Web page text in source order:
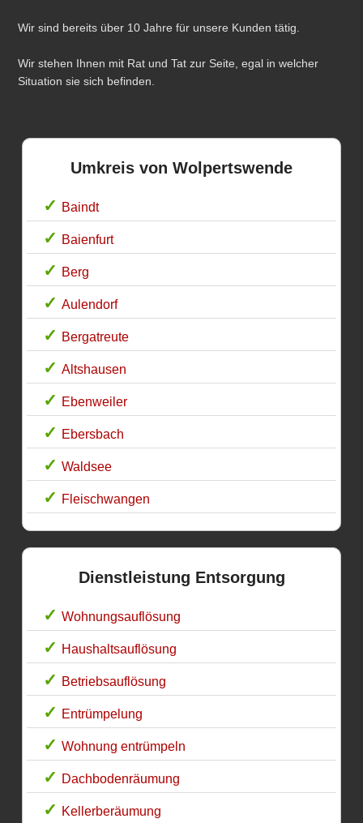
Wir sind bereits über 10 Jahre für unsere Kunden tätig.
Wir stehen Ihnen mit Rat und Tat zur Seite, egal in welcher
Situation sie sich befinden.
Umkreis von Wolpertswende
Baindt
Baienfurt
Berg
Aulendorf
Bergatreute
Altshausen
Ebenweiler
Ebersbach
Waldsee
Fleischwangen
Dienstleistung Entsorgung
Wohnungsauflösung
Haushaltsauflösung
Betriebsauflösung
Entrümpelung
Wohnung entrümpeln
Dachbodenräumung
Kellerberäumung